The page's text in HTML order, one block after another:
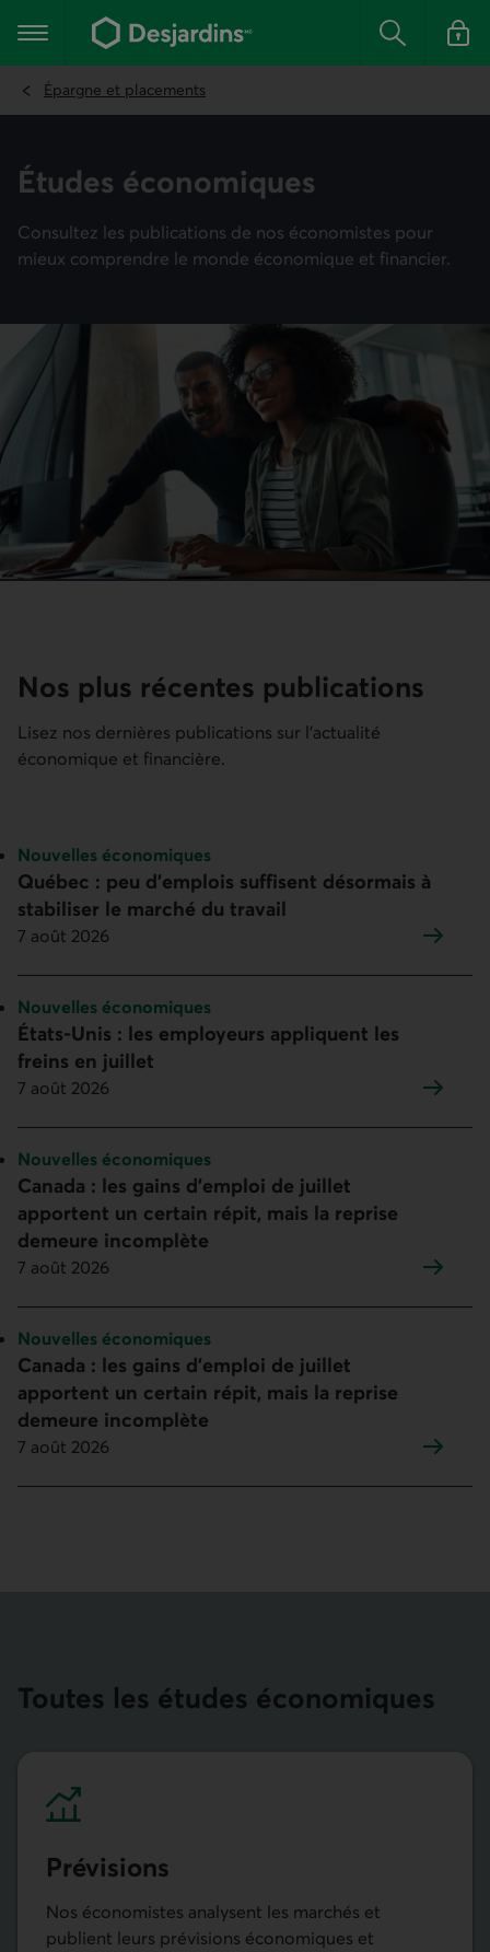
contenu
Menu principal Rechercher
Se
Épargne et placements
Études écono­miques
Consultez les publications de nos économistes pour
mieux comprendre le monde économique et financier.
Nos plus récentes publications
Lisez nos dernières publications sur l’actualité
économique et financière.
Sujet :
Nouvelles économiques
Québec : peu d’emplois suffisent désormais à
stabiliser le marché du travail
7 août 2026
Sujet :
Nouvelles économiques
États-Unis : les employeurs appliquent les
freins en juillet
7 août 2026
Sujet :
Nouvelles économiques
Canada : les gains d’emploi de juillet
apportent un certain répit, mais la reprise
demeure incomplète
7 août 2026
Sujet :
Nouvelles économiques
Canada : les gains d’emploi de juillet
apportent un certain répit, mais la reprise
demeure incomplète
7 août 2026
Toutes les études écono­miques
Prévisions
Nos économistes analysent les marchés et
publient leurs prévisions économiques et